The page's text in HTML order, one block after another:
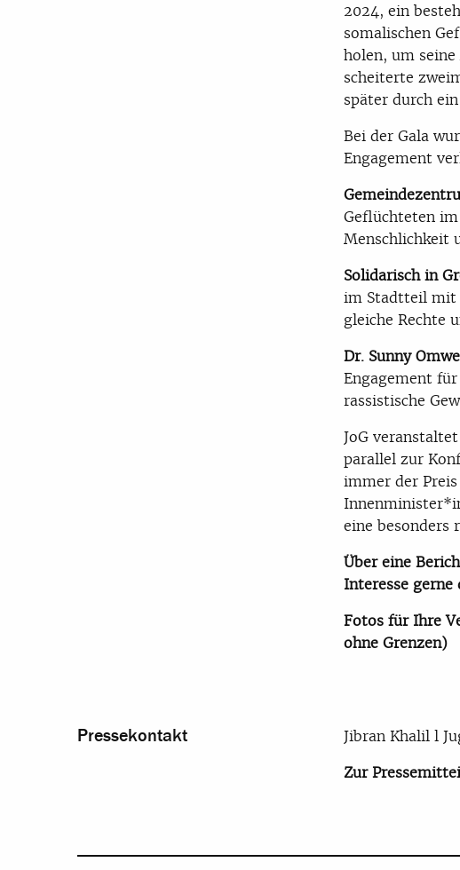
2024, ein
somalischen
holen, um seine
scheiterte
später durch
Bei der Gala
Engagement
Geflüchteten
Menschlichkeit
Solidarisch in
im Stadtteil mit
gleiche Rechte
Dr. Sunny
Engagement
rassistische
JoG
parallel zur
immer der
eine besonders
Über eine
Interesse
Fotos für Ihre
ohne Grenzen)
Pressekontakt
Jibran Khalil l
Zur